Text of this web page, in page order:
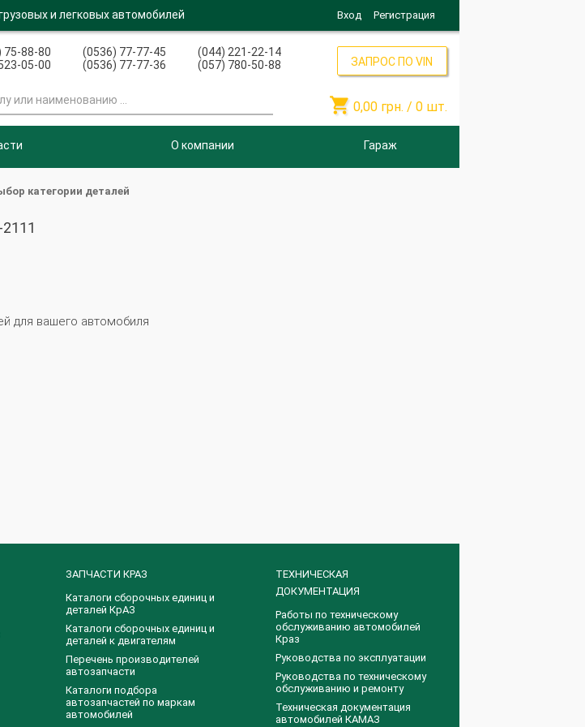
и легковых автомобилей Вход Регистрация
75-88-80
05-00
(0536) 77-77-45
(0536) 77-77-36
(044) 221-22-14
(057) 780-50-88
ЗАПРОС ПО VIN
 0,00 грн. / 0 шт.
О компании Гараж
категории деталей
для вашего автомобиля
ЗАПЧАСТИ КРАЗ
Каталоги сборочных единиц и
деталей КрАЗ
​Каталоги сборочных единиц и
деталей к двигателям
Перечень производителей
автозапчасти
Каталоги подбора
автозапчастей по маркам
автомобилей
ТЕХНИЧЕСКАЯ
ДОКУМЕНТАЦИЯ
Работы по техническому
обслуживанию автомобилей
Краз
Руководства по эксплуатации
Руководства по техническому
обслуживанию и ремонту
Техническая документация
автомобилей КАМАЗ